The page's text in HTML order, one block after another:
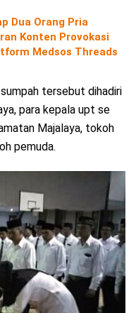
Dua Orang Pria
Konten Provokasi
Medsos Threads
tersebut dihadiri
para kepala upt se
Majalaya, tokoh
pemuda.